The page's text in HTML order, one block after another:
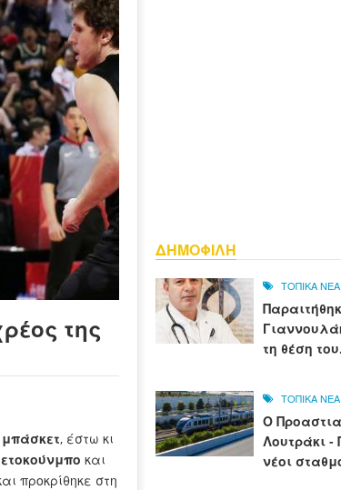
της
μπάσκετ, έστω κι
και
προκρίθηκε στη
ΔΗΜΟΦΙΛΗ
ΤΟΠΙΚΑ ΝΕΑ
τη θέση
ΤΟΠΙΚΑ ΝΕΑ
Ο
Λουτράκι -
νέοι